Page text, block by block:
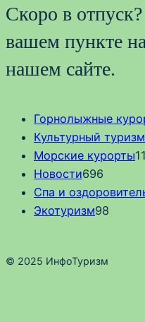
Скоро в
вашем пункте
нашем сайте.
Горнолыжные
Культурный туризм
Морские курорты
Новости696
Спа и
Экотуризм98
© 2025 ИнфоТуризм